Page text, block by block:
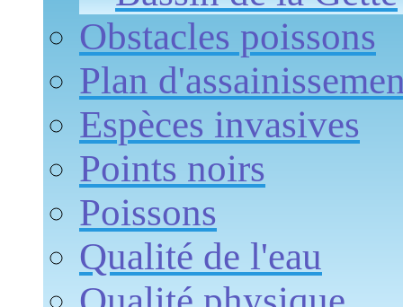
Obstacles poissons
Plan
Espèces invasives
Points noirs
Poissons
Qualité de l'eau